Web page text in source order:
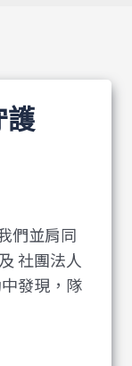
護
們並肩同
社團法人
發現，隊